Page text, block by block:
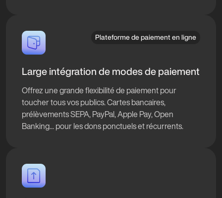
Plateforme de paiement en ligne
Large intégration de modes de paiement
Offrez une grande flexibilité de paiement pour
toucher tous vos publics. Cartes bancaires,
prélèvements SEPA, PayPal, Apple Pay, Open
Banking... pour les dons ponctuels et récurrents.